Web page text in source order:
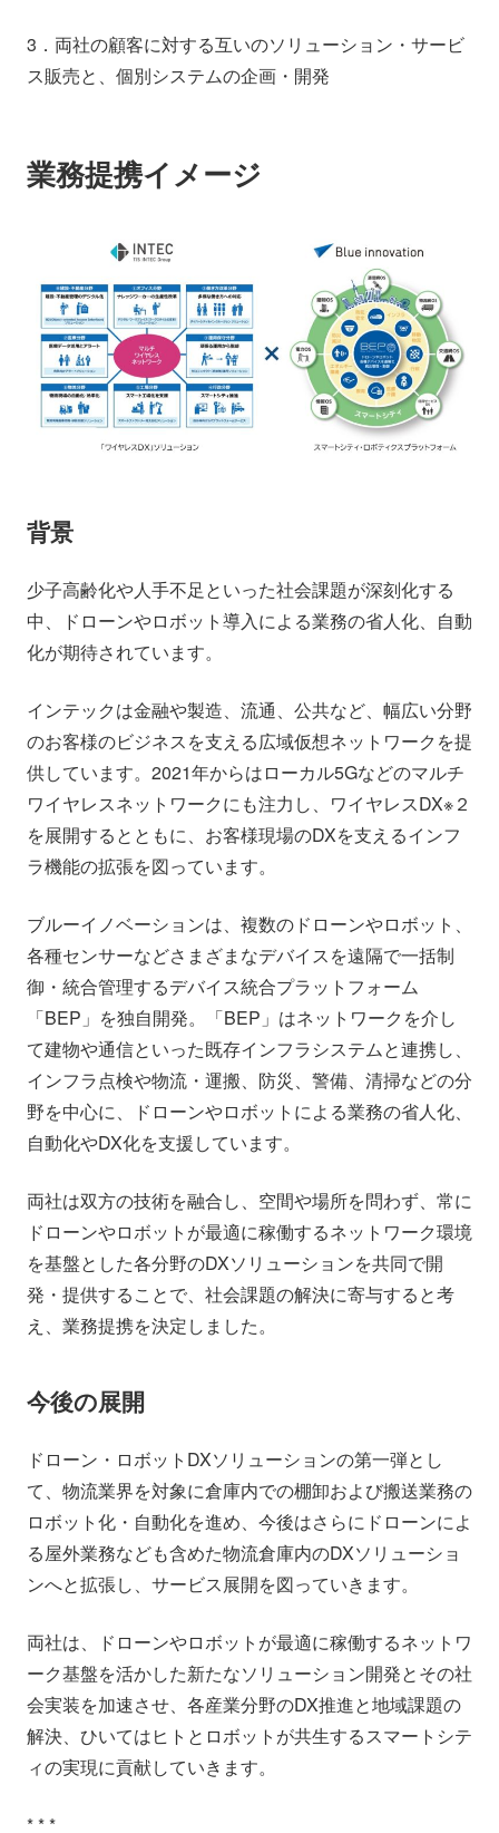
3．両社の顧客に対する互いのソリューション・サービ
ス販売と、個別システムの企画・開発
業務提携イメージ
背景
少子高齢化や人手不足といった社会課題が深刻化する
中、ドローンやロボット導入による業務の省人化、自動
化が期待されています。
インテックは金融や製造、流通、公共など、幅広い分野
のお客様のビジネスを支える広域仮想ネットワークを提
供しています。2021年からはローカル5Gなどのマルチ
ワイヤレスネットワークにも注力し、ワイヤレスDX※２
を展開するとともに、お客様現場のDXを支えるインフ
ラ機能の拡張を図っています。
ブルーイノベーションは、複数のドローンやロボット、
各種センサーなどさまざまなデバイスを遠隔で一括制
御・統合管理するデバイス統合プラットフォーム
「BEP」を独自開発。「BEP」はネットワークを介し
て建物や通信といった既存インフラシステムと連携し、
インフラ点検や物流・運搬、防災、警備、清掃などの分
野を中心に、ドローンやロボットによる業務の省人化、
自動化やDX化を支援しています。
両社は双方の技術を融合し、空間や場所を問わず、常に
ドローンやロボットが最適に稼働するネットワーク環境
を基盤とした各分野のDXソリューションを共同で開
発・提供することで、社会課題の解決に寄与すると考
え、業務提携を決定しました。
今後の展開
ドローン・ロボットDXソリューションの第一弾とし
て、物流業界を対象に倉庫内での棚卸および搬送業務の
ロボット化・自動化を進め、今後はさらにドローンによ
る屋外業務なども含めた物流倉庫内のDXソリューショ
ンへと拡張し、サービス展開を図っていきます。
両社は、ドローンやロボットが最適に稼働するネットワ
ーク基盤を活かした新たなソリューション開発とその社
会実装を加速させ、各産業分野のDX推進と地域課題の
解決、ひいてはヒトとロボットが共生するスマートシテ
ィの実現に貢献していきます。
* * *